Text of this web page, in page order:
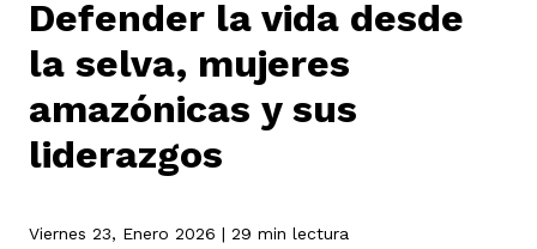
Defender la vida desde
la selva, mujeres
amazónicas y sus
liderazgos
Viernes 23, Enero 2026 | 29 min lectura